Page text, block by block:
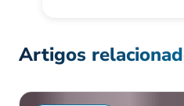
Artigos